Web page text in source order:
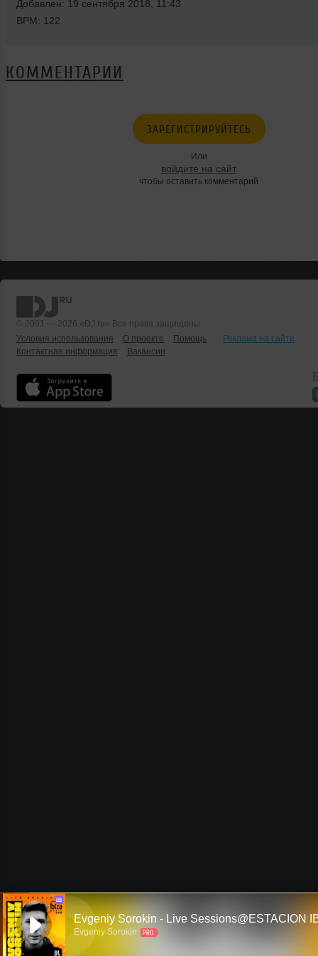
Добавлен: 19 сентября 2018, 11:43
BPM: 122
КОММЕНТАРИИ
ЗАРЕГИСТРИРУЙТЕСЬ
Или
войдите на сайт
чтобы оставить комментарий
© 2001 — 2026 «DJ.ru» Все права защищены.
Условия использования
О проекте Помощь
Реклама на сайте
Контактная информация
Вакансии
Ш
Evgeniy Sorokin